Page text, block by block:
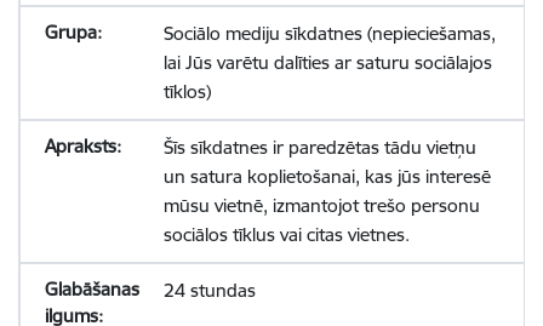
Sociālo mediju sīkdatnes (nepieciešamas,
lai Jūs varētu dalīties ar saturu sociālajos
tīklos)
Šīs sīkdatnes ir paredzētas tādu vietņu
un satura koplietošanai, kas jūs interesē
mūsu vietnē, izmantojot trešo personu
sociālos tīklus vai citas vietnes.
24 stundas